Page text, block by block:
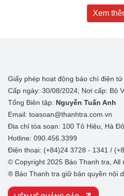
Xem
Giấy phép hoạt động báo chí điện
Cấp ngày: 30/08/2024; Nơi cấp: Bộ
Tổng Biên tập: Nguyễn Tuấn Anh
Email: toasoan@thanhtra.com.vn
Địa chỉ tòa soạn: 100 Tô Hiệu, Hà
Hotline: 090.456.3399
Điện thoại: (+84)24 3728 - 1341 /
© Copyright 2025 Báo Thanh tra, All
® Báo Thanh tra giữ bản quyền nội